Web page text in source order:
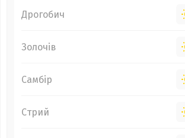
Дрогобич
Золочів
Самбір
Стрий